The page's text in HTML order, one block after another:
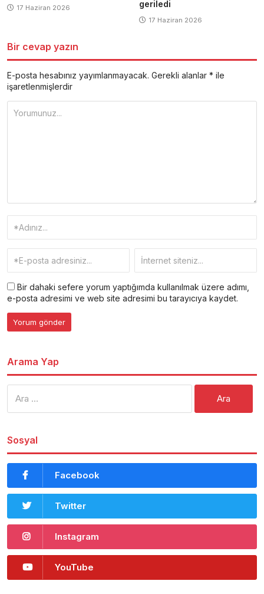
17 Haziran 2026 geriledi
17 Haziran 2026
Bir cevap yazın
E-posta hesabınız yayımlanmayacak. Gerekli alanlar * ile
işaretlenmişlerdir
Bir dahaki sefere yorum yaptığımda kullanılmak üzere adımı,
e-posta adresimi ve web site adresimi bu tarayıcıya kaydet.
Arama Yap
Sosyal
Facebook
Twitter
Instagram
YouTube